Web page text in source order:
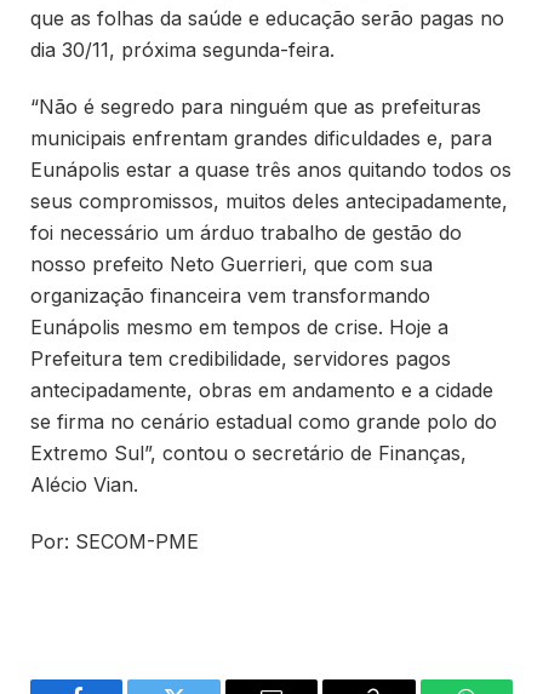
que as folhas da saúde e educação serão pagas no
dia 30/11, próxima segunda-feira.
“Não é segredo para ninguém que as prefeituras
municipais enfrentam grandes dificuldades e, para
Eunápolis estar a quase três anos quitando todos os
seus compromissos, muitos deles antecipadamente,
foi necessário um árduo trabalho de gestão do
nosso prefeito Neto Guerrieri, que com sua
organização financeira vem transformando
Eunápolis mesmo em tempos de crise. Hoje a
Prefeitura tem credibilidade, servidores pagos
antecipadamente, obras em andamento e a cidade
se firma no cenário estadual como grande polo do
Extremo Sul”, contou o secretário de Finanças,
Alécio Vian.
Por: SECOM-PME